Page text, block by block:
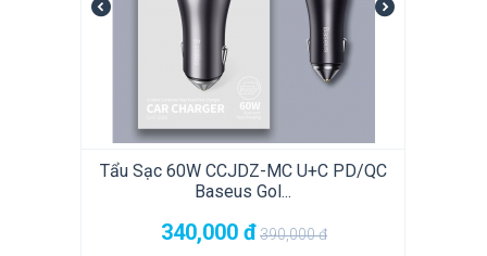
Tẩu Sạc 60W CCJDZ-MC U+C PD/QC
Baseus Gol...
340,000 đ390,000đ